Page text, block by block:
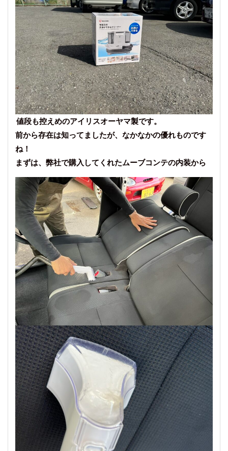
値段も控えめのアイリスオーヤマ製です。
前から存在は知ってましたが、なかなかの優れものです
ね！
まずは、弊社で購入してくれたムーブコンテの内装から